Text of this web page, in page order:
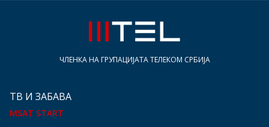
ЧЛЕНКА НА ГРУПАЦИЈАТА ТЕЛЕКОМ СРБИЈА
ТВ И ЗАБАВА
MSAT START